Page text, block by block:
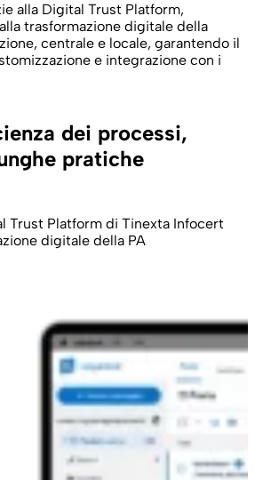
alla Digital Trust Platform,
trasformazione digitale della
centrale e locale, garantendo il
e integrazione con i
dei processi,
pratiche
Trust Platform di Tinexta Infocert
digitale della PA